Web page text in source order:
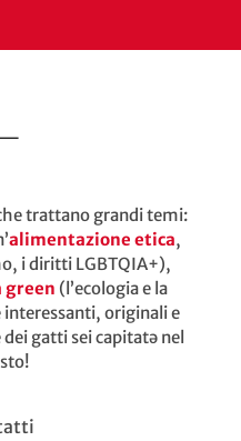
trattano grandi temi:
alimentazione etica,
i diritti LGBTQIA+),
green (l’ecologia e la
interessanti, originali e
gatti sei capitatə nel